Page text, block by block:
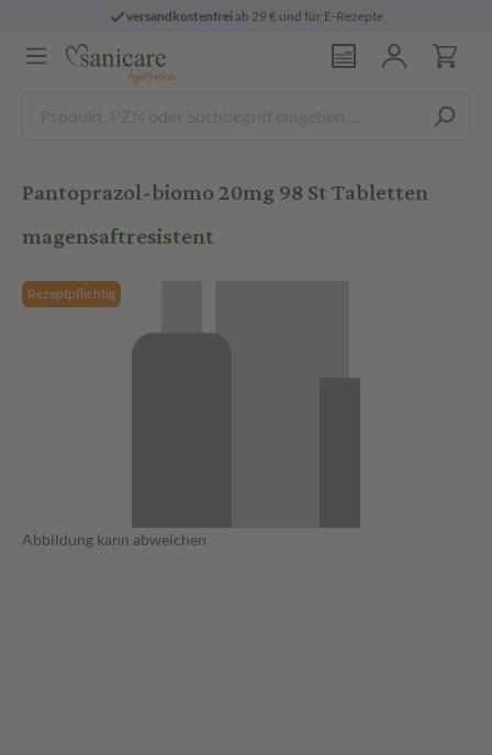
versandkostenfreiab 29 € und für E-Rezepte
Pantoprazol-biomo 20mg 98 St Tabletten
magensaftresistent
Rezeptpflichtig
Abbildung kann abweichen